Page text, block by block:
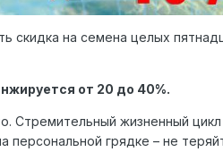
скидка на семена целых
от 20 до 40%.
жизненный цикл
персональной грядке – не